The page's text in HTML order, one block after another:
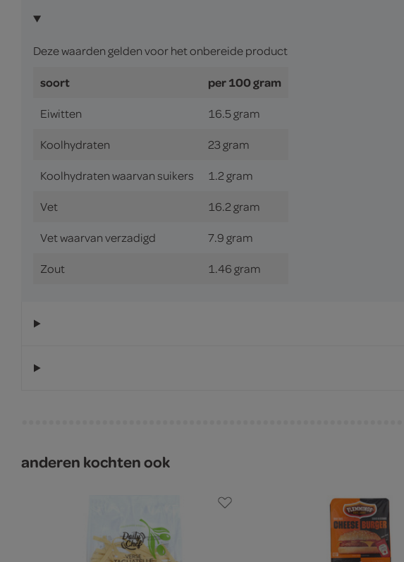
Deze waarden gelden voor het onbereide product
soort per 100 gram
Eiwitten 16.5 gram
Koolhydraten 23 gram
Koolhydraten waarvan suikers 1.2 gram
Vet 16.2 gram
Vet waarvan verzadigd 7.9 gram
Zout 1.46 gram
anderen kochten ook